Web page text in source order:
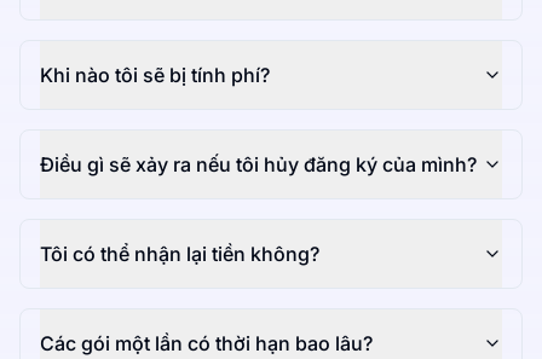
Khi nào tôi sẽ bị tính phí?
Điều gì sẽ xảy ra nếu tôi hủy đăng ký của mình?
Tôi có thể nhận lại tiền không?
Các gói một lần có thời hạn bao lâu?